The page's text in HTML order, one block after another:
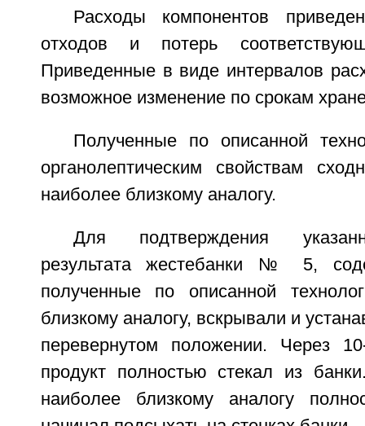
Расходы компонентов
отходов и потерь
Приведенные в виде интервалов
возможное изменение по срокам
Полученные по описанной
органолептическим свойствам
наиболее близкому аналогу.
Для подтверждения
результата жестебанки № 5,
полученные по описанной
близкому аналогу, вскрывали и
перевернутом положении. Через
продукт полностью стекал из
наиболее близкому аналогу